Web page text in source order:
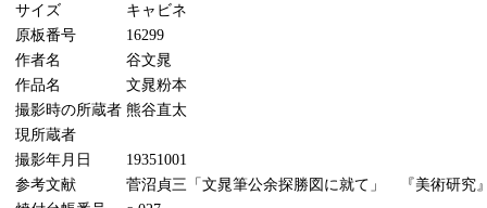
サイズ
キャビネ
原板番号
16299
作者名
谷文晁
作品名
文晁粉本
撮影時の所蔵者 熊谷直太
現所蔵者
撮影年月日
19351001
参考文献
菅沼貞三「文晁筆公余探勝図に就て」 『美術研究